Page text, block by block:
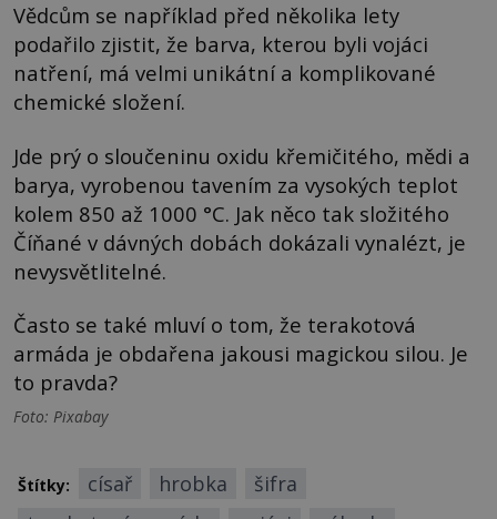
Vědcům se například před několika lety
podařilo zjistit, že barva, kterou byli vojáci
natření, má velmi unikátní a komplikované
chemické složení.
Jde prý o sloučeninu oxidu křemičitého, mědi a
barya, vyrobenou tavením za vysokých teplot
kolem 850 až 1000 °C. Jak něco tak složitého
Číňané v dávných dobách dokázali vynalézt, je
nevysvětlitelné.
Často se také mluví o tom, že terakotová
armáda je obdařena jakousi magickou silou. Je
to pravda?
Foto: Pixabay
Štítky: císař hrobka
šifra